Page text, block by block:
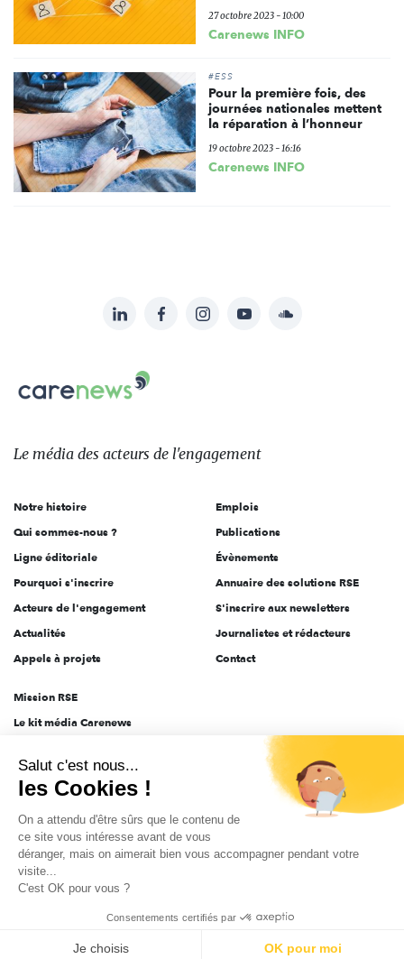
27 octobre 2023 - 10:00
Carenews INFO
#ESS
Pour la première fois, des
journées nationales mettent
la réparation à l’honneur
19 octobre 2023 - 16:16
Carenews INFO
sur:
LinkedInFacebookInstagramYouTubeSoundcloud
Carenews,
Le
des
l'engagement
Le média des acteurs de l'engagement
Notre histoire
Qui sommes-nous ?
Ligne éditoriale
Pourquoi s'inscrire
Acteurs de l'engagement
Actualités
Appels à projets
Emplois
Publications
Évènements
Annuaire des solutions RSE
S'inscrire aux newsletters
Journalistes et rédacteurs
Contact
Mission RSE
Le kit média Carenews
AEF info
Novethic
PRODURABLE
Inclusiv Day
Données personnelles Mentions légales 2025-2026 Tout droits réservés
Salut c'est nous...
les Cookies !
On a attendu d'être sûrs que le contenu de
ce site vous intéresse avant de vous
déranger, mais on aimerait bien vous accompagner pendant votre
visite...
C'est OK pour vous ?
Consentements certifiés par
Je choisis OK pour moi